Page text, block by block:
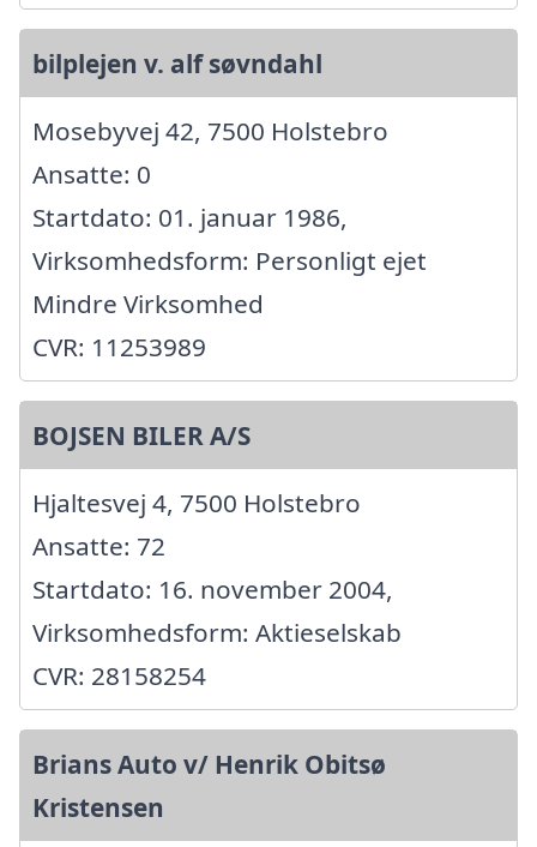
bilplejen v. alf søvndahl
Mosebyvej 42, 7500 Holstebro
Ansatte: 0
Startdato: 01. januar 1986,
Virksomhedsform: Personligt ejet
Mindre Virksomhed
CVR: 11253989
BOJSEN BILER A/S
Hjaltesvej 4, 7500 Holstebro
Ansatte: 72
Startdato: 16. november 2004,
Virksomhedsform: Aktieselskab
CVR: 28158254
Brians Auto v/ Henrik Obitsø
Kristensen